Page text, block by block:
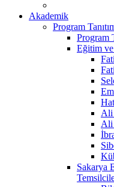
Akademik
Program
Program
Eğitim
Ali
Ali
Sakarya